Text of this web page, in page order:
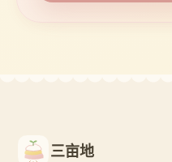
三亩地